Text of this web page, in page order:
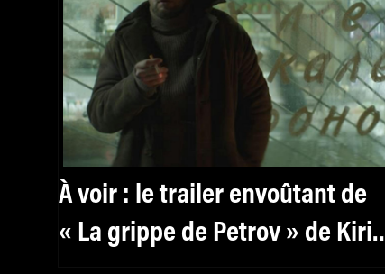
À voir : le trailer envoûtant de
« La grippe de Petrov » de Kirill